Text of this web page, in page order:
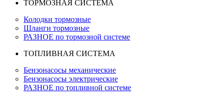
ТОРМОЗНАЯ СИСТЕМА
Колодки тормозные
Шланги тормозные
РАЗНОЕ по тормозной системе
ТОПЛИВНАЯ СИСТЕМА
Бензонасосы механические
Бензонасосы электрические
РАЗНОЕ по топливной системе